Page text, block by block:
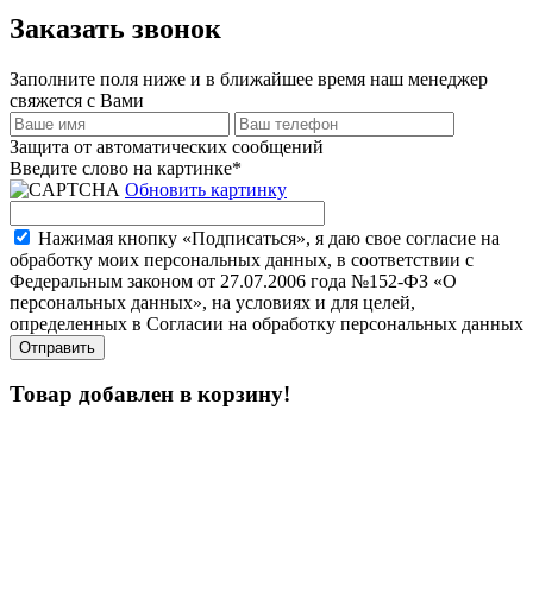
Заказать звонок
Заполните поля ниже и в ближайшее время наш менеджер
свяжется с Вами
Защита от автоматических сообщений
Введите слово на картинке*
Обновить картинку
Нажимая кнопку «Подписаться», я даю свое согласие на
обработку моих персональных данных, в соответствии с
Федеральным законом от 27.07.2006 года №152-ФЗ «О
персональных данных», на условиях и для целей,
определенных в Согласии на обработку персональных данных
Товар добавлен в корзину!